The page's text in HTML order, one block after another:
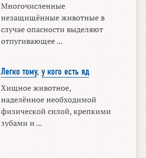
Многочисленные
незащищённые животные в
случае опасности выделяют
отпугивающее ...
Легко тому, у кого есть яд
Хищное животное,
наделённое необходимой
физической силой, крепкими
зубами и ...